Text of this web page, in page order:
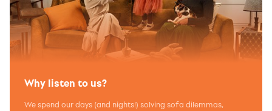
Why listen to us?
We spend our days (and nights!) solving sofa dilemmas,